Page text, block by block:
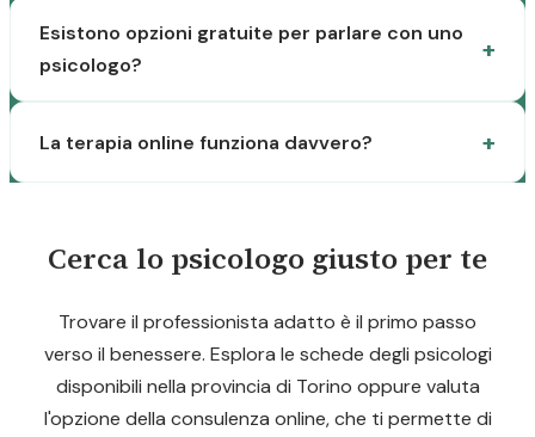
Esistono opzioni gratuite per parlare con uno
psicologo?
La terapia online funziona davvero?
Cerca lo psicologo giusto per te
Trovare il professionista adatto è il primo passo
verso il benessere. Esplora le schede degli psicologi
disponibili nella provincia di Torino oppure valuta
l'opzione della consulenza online, che ti permette di